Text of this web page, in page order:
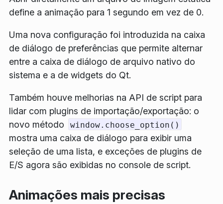
define a animação para 1 segundo em vez de 0.
Uma nova configuração foi introduzida na caixa
de diálogo de preferências que permite alternar
entre a caixa de diálogo de arquivo nativo do
sistema e a de widgets do Qt.
Também houve melhorias na API de script para
lidar com plugins de importação/exportação: o
novo método
window.choose_option()
mostra uma caixa de diálogo para exibir uma
seleção de uma lista, e exceções de plugins de
E/S agora são exibidas no console de script.
Animações mais precisas